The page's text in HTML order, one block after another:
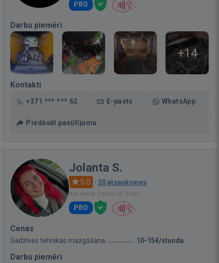
PRO
Darbu piemēri
+14
Kontakti
+371 *** *** 62 E-pasts WhatsApp
Piedāvāt pasūtījumu
Jolanta S.
5.0 · 20 atsauksmes
Bija vietnē: Pirms 1st. 0 min.
PRO
Cenas
Sadzīves tehnikas mazgāšana 10-15€/stunda
Darbu piemēri